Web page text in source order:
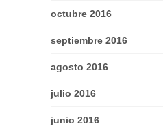
octubre 2016
septiembre 2016
agosto 2016
julio 2016
junio 2016